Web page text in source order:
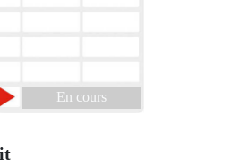
En cours